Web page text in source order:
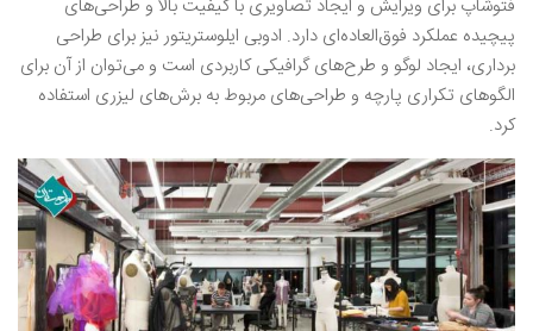
فتوشاپ برای ویرایش و ایجاد تصاویری با کیفیت بالا و طراحی‌های
پیچیده عملکرد فوق‌العاده‌ای دارد. ادوبی ایلوستریتور نیز برای طراحی
برداری، ایجاد لوگو و طرح‌های گرافیکی کاربردی است و می‌توان از آن برای
الگوهای تکراری پارچه و طراحی‌های مربوط به برش‌های لیزری استفاده
کرد.